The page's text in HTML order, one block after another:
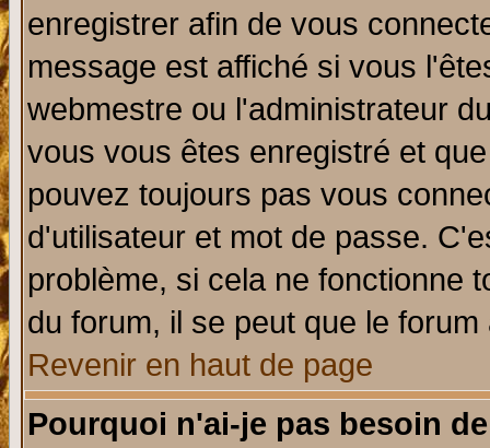
enregistrer afin de vous
message est affiché si vous
webmestre ou l'administrateur
vous vous êtes enregistré et
pouvez toujours pas vous
d'utilisateur et mot de passe.
problème, si cela ne fonctionne
du forum, il se peut que le
Revenir en haut de page
Pourquoi n'ai-je pas besoin